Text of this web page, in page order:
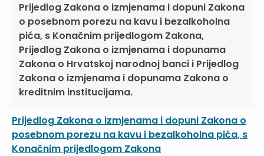
Prijedlog Zakona o izmjenama i dopuni Zakona
o posebnom porezu na kavu i bezalkoholna
pića, s Konačnim prijedlogom Zakona,
Prijedlog Zakona o izmjenama i dopunama
Zakona o Hrvatskoj narodnoj banci i Prijedlog
Zakona o izmjenama i dopunama Zakona o
kreditnim institucijama.
Prijedlog Zakona o izmjenama i dopuni Zakona o
posebnom porezu na kavu i bezalkoholna pića, s
Konačnim prijedlogom Zakona